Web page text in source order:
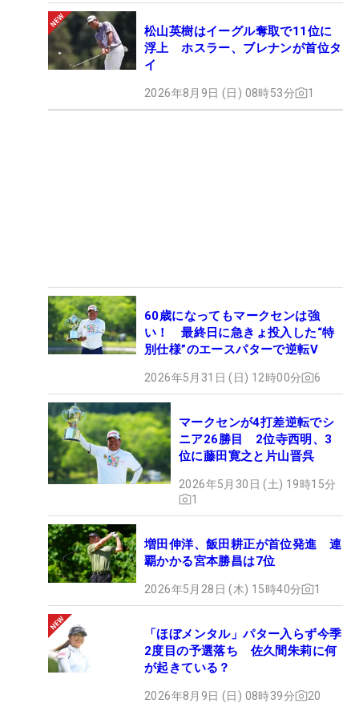
松山英樹はイーグル奪取で11位に
浮上 ホスラー、ブレナンが首位タ
イ
2026年8月9日 (日) 08時53分 1
60歳になってもマークセンは強
い！ 最終日に急きょ投入した“特
別仕様”のエースパターで逆転V
2026年5月31日 (日) 12時00分 6
マークセンが4打差逆転でシ
ニア26勝目 2位寺西明、3
位に藤田寛之と片山晋呉
2026年5月30日 (土) 19時15分
1
増田伸洋、飯田耕正が首位発進 連
覇かかる宮本勝昌は7位
2026年5月28日 (木) 15時40分 1
「ほぼメンタル」パター入らず今季
2度目の予選落ち 佐久間朱莉に何
が起きている？
2026年8月9日 (日) 08時39分 20